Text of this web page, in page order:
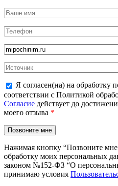
Я согласен(на) на обработку
соответствии с Политикой
Согласие действует до
моего отзыва *
Нажимая кнопку “Позвоните
обработку моих персональных
законом №152-ФЗ “О
принимаю условия